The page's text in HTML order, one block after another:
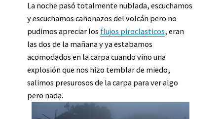
La noche pasó totalmente nublada, escuchamos
y escuchamos cañonazos del volcán pero no
pudimos apreciar los flujos piroclasticos, eran
las dos de la mañana y ya estabamos
acomodados en la carpa cuando vino una
explosión que nos hizo temblar de miedo,
salimos presurosos de la carpa para ver algo
pero nada.